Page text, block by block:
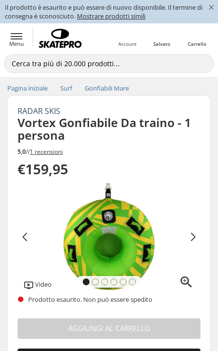
Il prodotto è esaurito e può essere di nuovo disponibile. Il termine di
consegna è sconosciuto. Mostrare prodotti simili
×
Menu Carrello
Salvato
Account
Pagina iniziale Surf Gonfiabili Mare
RADAR SKIS
Vortex Gonfiabile Da traino - 1
persona
5,0//1 recensioni
€159,95
Video
Prodotto esaurito. Non può essere spedito
AGGIUNGI AL CARRELLO